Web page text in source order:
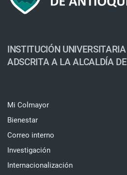
INSTITUCIÓN
ADSCRITA A LA ALCALDÍA
Mi Colmayor
Bienestar
Correo interno
Investigación
Internacionalización